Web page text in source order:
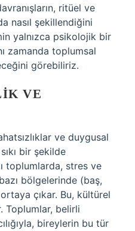
ritüel ve
nasıl şekillendiğini
yalnızca psikolojik bir
zamanda toplumsal
görebiliriz.
VE
ve duygusal
bir şekilde
toplumlarda, stres ve
bölgelerinde (baş,
çıkar. Bu, kültürel
Toplumlar, belirli
bireylerin bu tür